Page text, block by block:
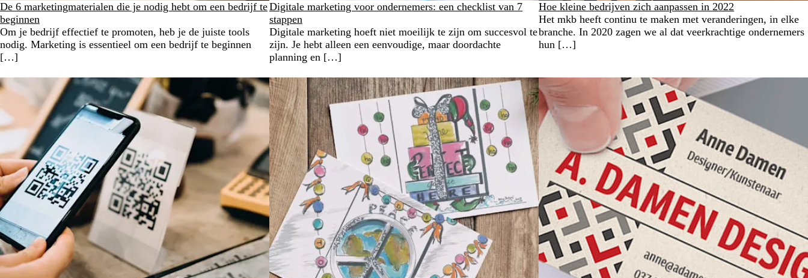
De 6 marketingmaterialen die je nodig hebt om een bedrijf te
beginnen
Om je bedrijf effectief te promoten, heb je de juiste tools
nodig. Marketing is essentieel om een bedrijf te beginnen
[…]
Digitale marketing voor ondernemers: een checklist van 7
stappen
Digitale marketing hoeft niet moeilijk te zijn om succesvol te
zijn. Je hebt alleen een eenvoudige, maar doordachte
planning en […]
Hoe kleine bedrijven zich aanpassen in 2022
Het mkb heeft continu te maken met veranderingen, in elke
branche. In 2020 zagen we al dat veerkrachtige ondernemers
hun […]